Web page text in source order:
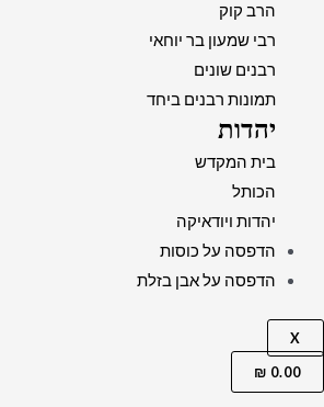
הרב קוק
רבי שמעון בר יוחאי
רבנים שונים
תמונות רבנים ביחד
יהדות
בית המקדש
הכותל
יהדות ויודאיקה
הדפסה על כוסות
הדפסה על אבן בזלת
X
0.00
₪